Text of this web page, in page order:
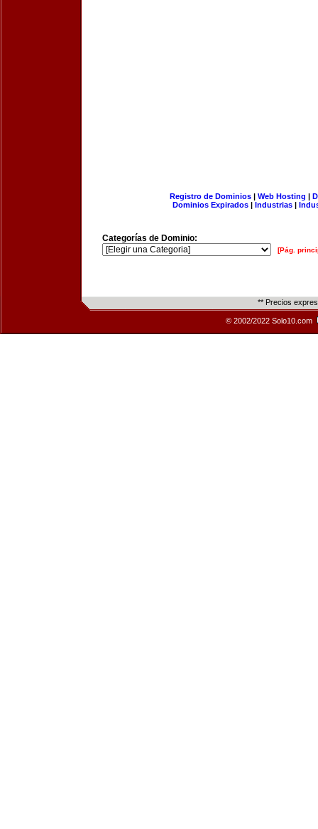
Registro de Dominios| Web Hosting |
Dominios Expirados | Industrias |
Categorías de Dominio:
[Pág.
** Precios
© 2002/2022 Solo10.com